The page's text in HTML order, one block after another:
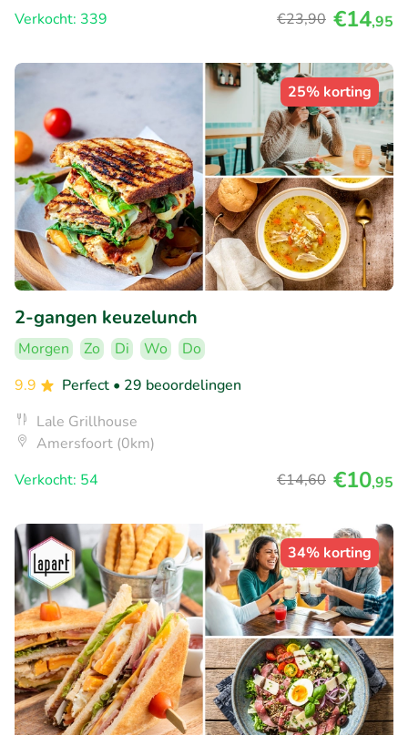
Verkocht: 339
€23,90 €14,95
25% korting
2-gangen keuzelunch
Morgen Zo Di Wo
Do
9.9
Perfect • 29 beoordelingen
Lale Grillhouse
Amersfoort (0km)
Verkocht: 54
€14,60 €10,95
34% korting